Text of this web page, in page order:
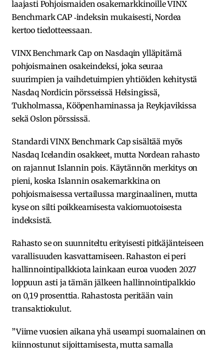
laajasti Pohjoismaiden osakemarkkinoille VINX
Benchmark CAP ‑indeksin mukaisesti, Nordea
kertoo tiedotteessaan.
VINX Benchmark Cap on Nasdaqin ylläpitämä
pohjoismainen osakeindeksi, joka seuraa
suurimpien ja vaihdetuimpien yhtiöiden kehitystä
Nasdaq Nordicin pörsseissä Helsingissä,
Tukholmassa, Kööpenhaminassa ja Reykjavikissa
sekä Oslon pörssissä.
Standardi VINX Benchmark Cap sisältää myös
Nasdaq Icelandin osakkeet, mutta Nordean rahasto
on rajannut Islannin pois. Käytännön merkitys on
pieni, koska Islannin osakemarkkina on
pohjoismaisessa vertailussa marginaalinen, mutta
kyse on silti poikkeamisesta vakiomuotoisesta
indeksistä.
Rahasto se on suunniteltu erityisesti pitkäjänteiseen
varallisuuden kasvattamiseen. Rahaston ei peri
hallinnointipalkkiota lainkaan euroa vuoden 2027
loppuun asti ja tämän jälkeen hallinnointipalkkio
on 0,19 prosenttia. Rahastosta peritään vain
transaktiokulut.
”Viime vuosien aikana yhä useampi suomalainen on
kiinnostunut sijoittamisesta, mutta samalla